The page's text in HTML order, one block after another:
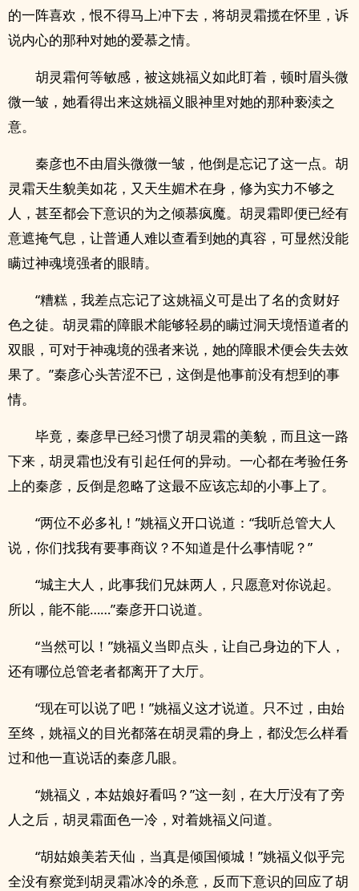
的一阵喜欢，恨不得马上冲下去，将胡灵霜揽在怀里，诉
说内心的那种对她的爱慕之情。
胡灵霜何等敏感，被这姚福义如此盯着，顿时眉头微
微一皱，她看得出来这姚福义眼神里对她的那种亵渎之
意。
秦彦也不由眉头微微一皱，他倒是忘记了这一点。胡
灵霜天生貌美如花，又天生媚术在身，修为实力不够之
人，甚至都会下意识的为之倾慕疯魔。胡灵霜即便已经有
意遮掩气息，让普通人难以查看到她的真容，可显然没能
瞒过神魂境强者的眼睛。
“糟糕，我差点忘记了这姚福义可是出了名的贪财好
色之徒。胡灵霜的障眼术能够轻易的瞒过洞天境悟道者的
双眼，可对于神魂境的强者来说，她的障眼术便会失去效
果了。”秦彦心头苦涩不已，这倒是他事前没有想到的事
情。
毕竟，秦彦早已经习惯了胡灵霜的美貌，而且这一路
下来，胡灵霜也没有引起任何的异动。一心都在考验任务
上的秦彦，反倒是忽略了这最不应该忘却的小事上了。
“两位不必多礼！”姚福义开口说道：“我听总管大人
说，你们找我有要事商议？不知道是什么事情呢？”
“城主大人，此事我们­‎‌兄‌妹‌­两人，只愿意对你说起。
所以，能不能……”秦彦开口说道。
“当然可以！”姚福义当即点头，让自己身边的下人，
还有哪位总管老者都离开了大厅。
“现在可以说了吧！”姚福义这才说道。只不过，由始
至终，姚福义的目光都落在胡灵霜的身上，都没怎么样看
过和他一直说话的秦彦几眼。
“姚福义，本姑娘好看吗？”这一刻，在大厅没有了旁
人之后，胡灵霜面色一冷，对着姚福义问道。
“胡姑娘美若天仙，当真是倾国倾城！”姚福义似乎完
全没有察觉到胡灵霜冰冷的杀意，反而下意识的回应了胡